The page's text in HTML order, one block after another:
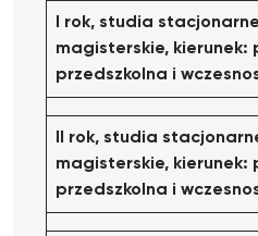
I rok, studia
magisterskie, kierunek:
przedszkolna i
II rok, studia
magisterskie, kierunek:
przedszkolna i